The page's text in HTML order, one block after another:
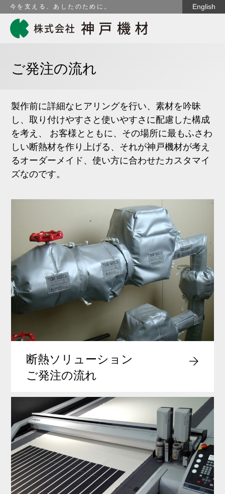
今を支える、あしたのために。 English
ご発注の流れ
製作前に詳細なヒアリングを行い、素材を吟昧
し、取り付けやすさと使いやすさに配慮した構成
を考え、
お客様とともに、その場所に最もふさわ
しい断熱材を作り上げる、それが神戸機材が考え
るオーダーメイド、使い方に合わせたカスタマイ
ズなのです。
断熱ソリューション
ご発注の流れ